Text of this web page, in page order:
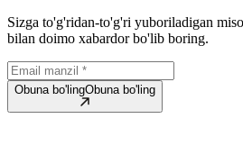
Sizga to'g'ridan-to'g'ri yuboriladigan
bilan doimo xabardor bo'lib boring.
Obuna bo'lingObuna bo'ling